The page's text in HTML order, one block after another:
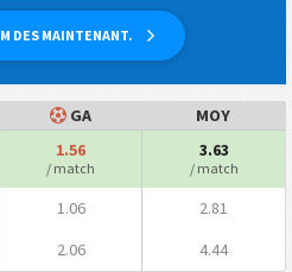
DES MAINTENANT.
GA MOY
1.56
/ match
3.63
/ match
1.06 2.81
2.06 4.44